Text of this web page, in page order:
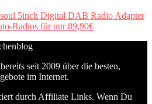
5inch Digital DAB Radio Adapter
Radios für nur 89,90€
seit 2009 über die besten,
im Internet.
durch Affiliate Links. Wenn Du